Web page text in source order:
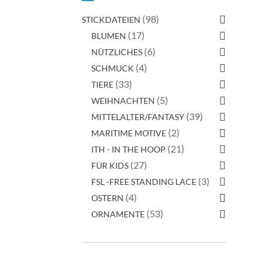
STICKDATEIEN (98)
BLUMEN (17)
NÜTZLICHES (6)
SCHMUCK (4)
TIERE (33)
WEIHNACHTEN (5)
MITTELALTER/FANTASY (39)
MARITIME MOTIVE (2)
ITH - IN THE HOOP (21)
FÜR KIDS (27)
FSL -FREE STANDING LACE (3)
OSTERN (4)
ORNAMENTE (53)